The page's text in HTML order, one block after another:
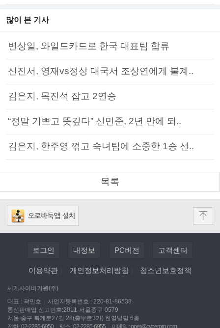
많이 본 기사
변상일, 와일드카드로 한국 대표팀 합류
신진서, 영재vs정상 대국서 조상연에게 불계..
김은지, 목진석 잡고 2연승
“정말 기쁘고 뜻깊다” 신민준, 2년 만에 되..
김은지, 한주영 꺾고 숙녀팀에 소중한 1승 선..
목록
로그인 내정보 PC버전 고객센터
이용약관 개인정보처리방침 청소년보호정책
세계사이버기원(주)
대표 : 곽민호
사업자등록번호 : 220-81-86538
통신판매업 신고번호:2011-서울중구-0579
서울 중구 퇴계로27길 28(충무로3가) 한영빌딩 6층
전화 : 02-2285-6950
팩스 : 02-2285-6955 이메일 :oper@cyberoro.com